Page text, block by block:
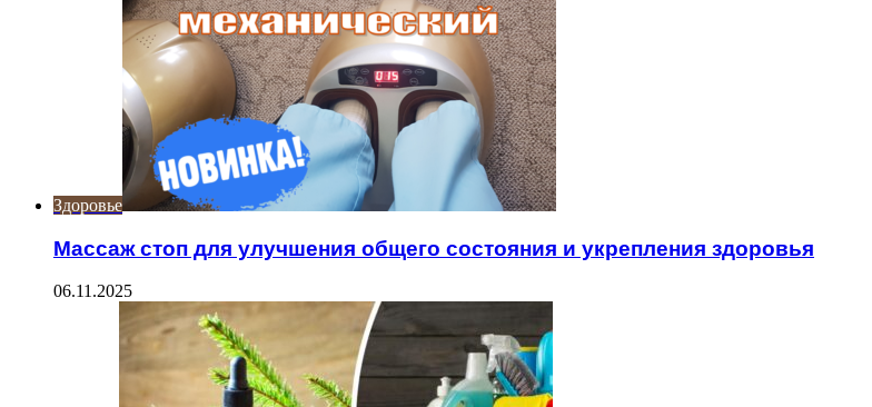
Здоровье
Массаж стоп для улучшения общего состояния и укрепления здоровья
06.11.2025